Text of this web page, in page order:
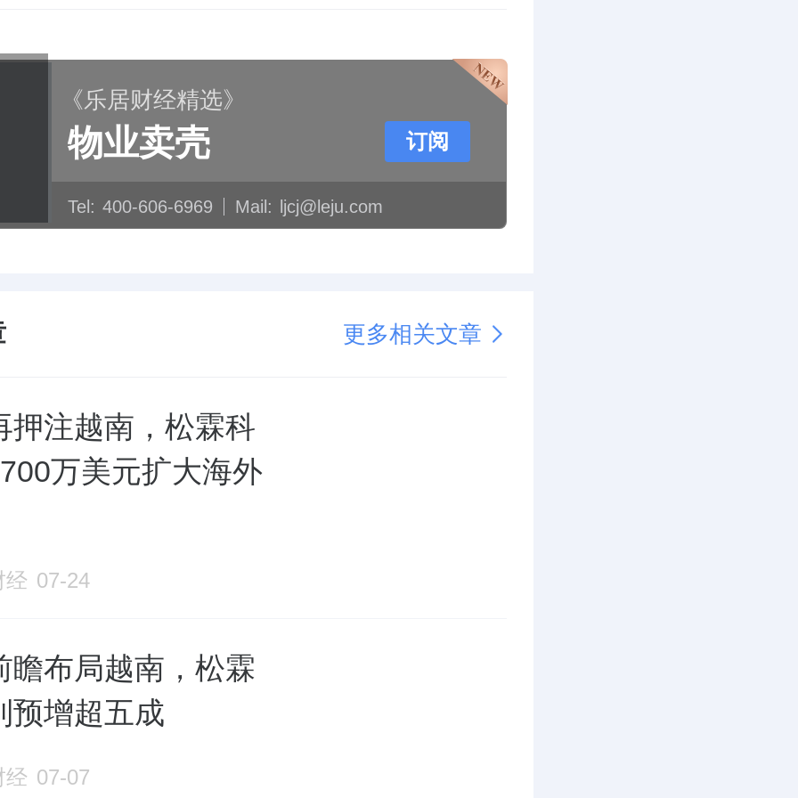
《乐居财经精选》
物业卖壳
Tel: 400-606-6969 Mail: ljcj@leju.com
订阅
更多相关文章
押注越南，松霖科
万美元扩大海外
经 07-24
瞻布局越南，松霖
预增超五成
经 07-07